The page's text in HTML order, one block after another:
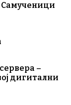
Самученици
–
дигитални